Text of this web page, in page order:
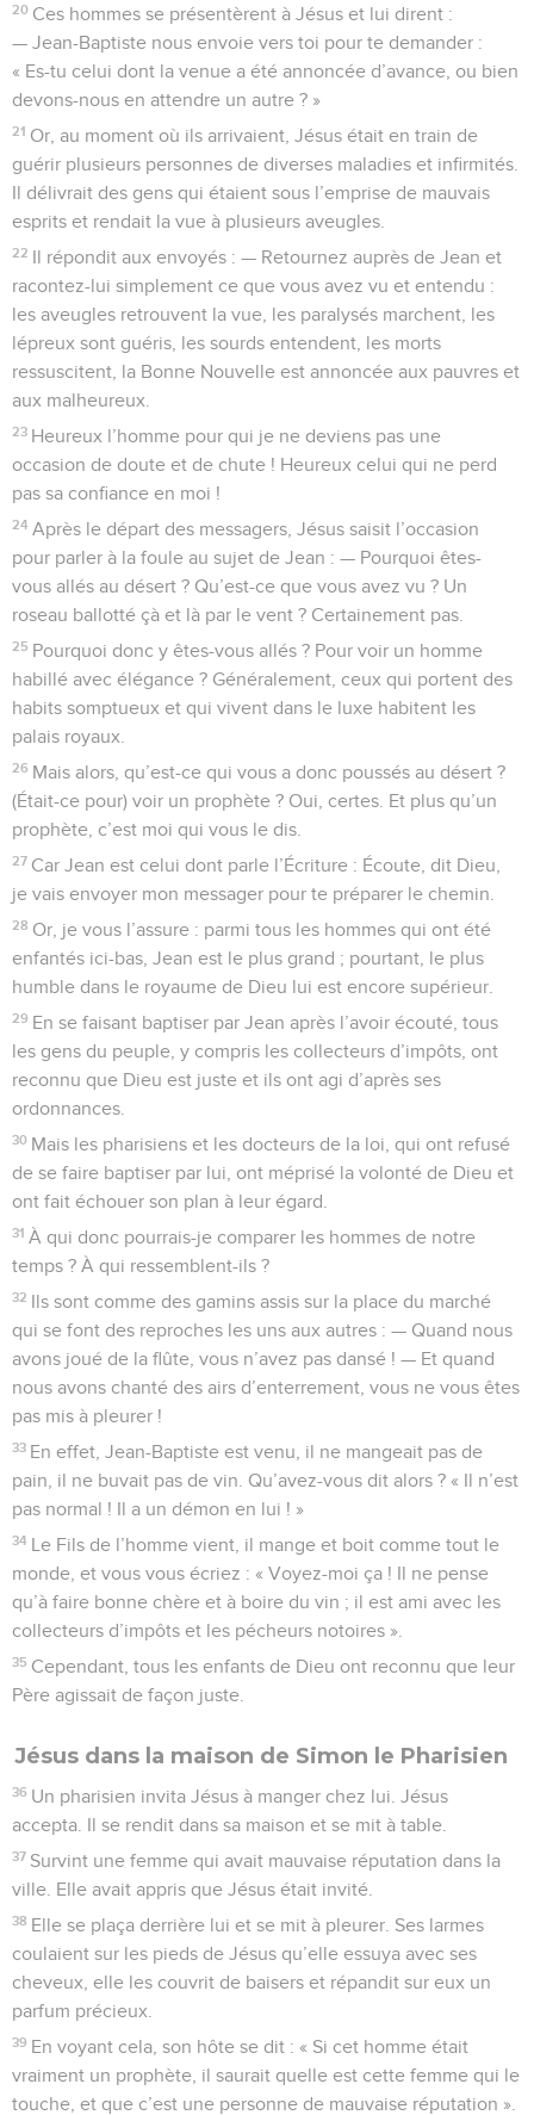
20 Ces hommes se présentèrent à Jésus et lui dirent :
— Jean-Baptiste nous envoie vers toi pour te demander :
« Es-tu celui dont la venue a été annoncée d’avance, ou bien
devons-nous en attendre un autre ? »
21 Or, au moment où ils arrivaient, Jésus était en train de
guérir plusieurs personnes de diverses maladies et infirmités.
Il délivrait des gens qui étaient sous l’emprise de mauvais
esprits et rendait la vue à plusieurs aveugles.
22 Il répondit aux envoyés : — Retournez auprès de Jean et
racontez-lui simplement ce que vous avez vu et entendu :
les aveugles retrouvent la vue, les paralysés marchent, les
lépreux sont guéris, les sourds entendent, les morts
ressuscitent, la Bonne Nouvelle est annoncée aux pauvres et
aux malheureux.
23 Heureux l’homme pour qui je ne deviens pas une
occasion de doute et de chute ! Heureux celui qui ne perd
pas sa confiance en moi !
24 Après le départ des messagers, Jésus saisit l’occasion
pour parler à la foule au sujet de Jean : — Pourquoi êtes-
vous allés au désert ? Qu’est-ce que vous avez vu ? Un
roseau ballotté çà et là par le vent ? Certainement pas.
25 Pourquoi donc y êtes-vous allés ? Pour voir un homme
habillé avec élégance ? Généralement, ceux qui portent des
habits somptueux et qui vivent dans le luxe habitent les
palais royaux.
26 Mais alors, qu’est-ce qui vous a donc poussés au désert ?
(Était-ce pour) voir un prophète ? Oui, certes. Et plus qu’un
prophète, c’est moi qui vous le dis.
27 Car Jean est celui dont parle l’Écriture : Écoute, dit Dieu,
je vais envoyer mon messager pour te préparer le chemin.
28 Or, je vous l’assure : parmi tous les hommes qui ont été
enfantés ici-bas, Jean est le plus grand ; pourtant, le plus
humble dans le royaume de Dieu lui est encore supérieur.
29 En se faisant baptiser par Jean après l’avoir écouté, tous
les gens du peuple, y compris les collecteurs d’impôts, ont
reconnu que Dieu est juste et ils ont agi d’après ses
ordonnances.
30 Mais les pharisiens et les docteurs de la loi, qui ont refusé
de se faire baptiser par lui, ont méprisé la volonté de Dieu et
ont fait échouer son plan à leur égard.
31 À qui donc pourrais-je comparer les hommes de notre
temps ? À qui ressemblent-ils ?
32 Ils sont comme des gamins assis sur la place du marché
qui se font des reproches les uns aux autres : — Quand nous
avons joué de la flûte, vous n’avez pas dansé ! — Et quand
nous avons chanté des airs d’enterrement, vous ne vous êtes
pas mis à pleurer !
33 En effet, Jean-Baptiste est venu, il ne mangeait pas de
pain, il ne buvait pas de vin. Qu’avez-vous dit alors ? « Il n’est
pas normal ! Il a un démon en lui ! »
34 Le Fils de l’homme vient, il mange et boit comme tout le
monde, et vous vous écriez : « Voyez-moi ça ! Il ne pense
qu’à faire bonne chère et à boire du vin ; il est ami avec les
collecteurs d’impôts et les pécheurs notoires ».
35 Cependant, tous les enfants de Dieu ont reconnu que leur
Père agissait de façon juste.
Jésus dans la maison de Simon le Pharisien
36 Un pharisien invita Jésus à manger chez lui. Jésus
accepta. Il se rendit dans sa maison et se mit à table.
37 Survint une femme qui avait mauvaise réputation dans la
ville. Elle avait appris que Jésus était invité.
38 Elle se plaça derrière lui et se mit à pleurer. Ses larmes
coulaient sur les pieds de Jésus qu’elle essuya avec ses
cheveux, elle les couvrit de baisers et répandit sur eux un
parfum précieux.
39 En voyant cela, son hôte se dit : « Si cet homme était
vraiment un prophète, il saurait quelle est cette femme qui le
touche, et que c’est une personne de mauvaise réputation ».